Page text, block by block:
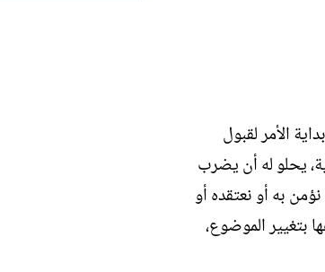
الأمر لقبول
يحلو له أن يضرب
به أو نعتقده أو
بتغيير الموضوع،